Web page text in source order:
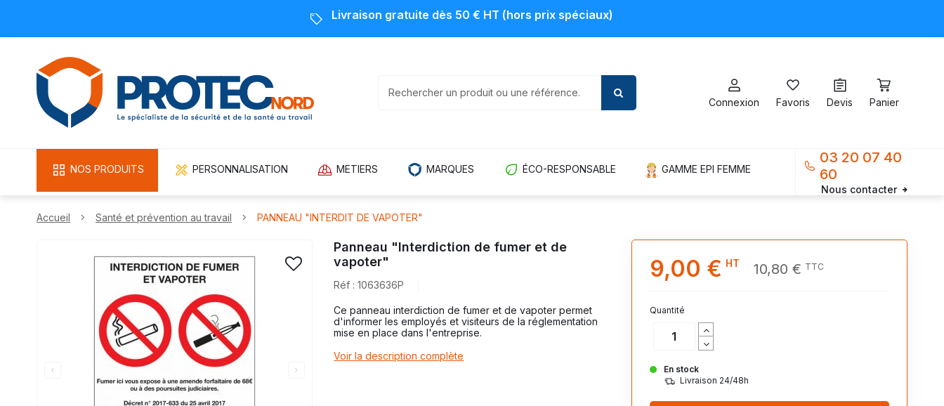
Livraison gratuite dès 50 € HT (hors prix spéciaux)
Connexion Favoris Devis Panier
NOS PRODUITS PERSONNALISATION METIERS MARQUES ÉCO-RESPONSABLE GAMME EPI FEMME
03 20 07 40
60
Nous contacter
Accueil Santé et prévention au travail PANNEAU "INTERDIT DE VAPOTER"
Panneau "Interdiction de fumer et de
vapoter"
Réf : 1063636P
Ce panneau interdiction de fumer et de vapoter permet
d'informer les employés et visiteurs de la réglementation
mise en place dans l'entreprise.
Voir la description complète
9,00 € HT 10,80 € TTC
Quantité
En stock
Livraison 24/48h